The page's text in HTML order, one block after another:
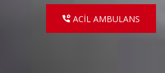
ACİL AMBULANS